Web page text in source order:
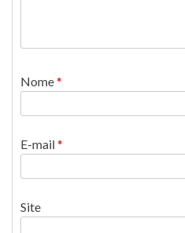
Nome*
E-mail*
Site